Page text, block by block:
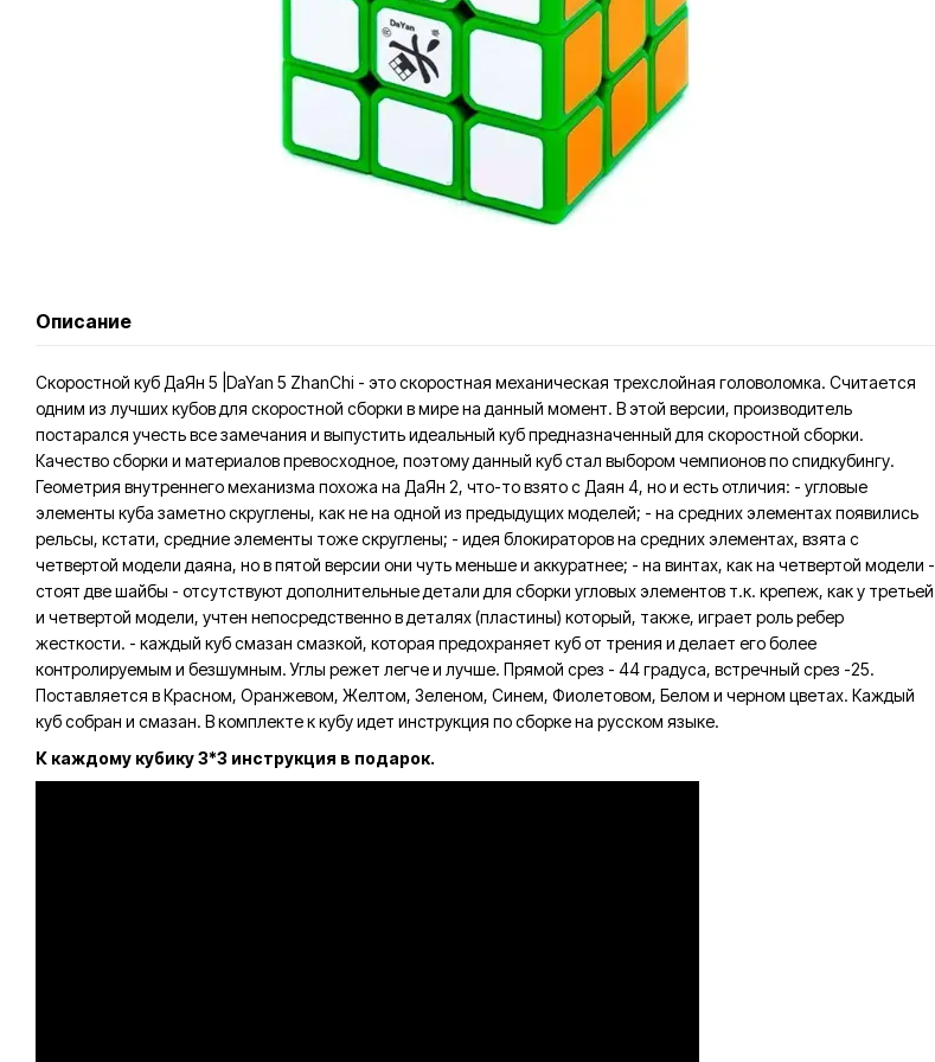
Описание
Скоростной куб ДаЯн 5 |DaYan 5 ZhanChi - это скоростная механическая трехслойная головоломка. Считается
одним из лучших кубов для скоростной сборки в мире на данный момент. В этой версии, производитель
постарался учесть все замечания и выпустить идеальный куб предназначенный для скоростной сборки.
Качество сборки и материалов превосходное, поэтому данный куб стал выбором чемпионов по спидкубингу.
Геометрия внутреннего механизма похожа на ДаЯн 2, что-то взято с Даян 4, но и есть отличия: - угловые
элементы куба заметно скруглены, как не на одной из предыдущих моделей; - на средних элементах появились
рельсы, кстати, средние элементы тоже скруглены; - идея блокираторов на средних элементах, взята с
четвертой модели даяна, но в пятой версии они чуть меньше и аккуратнее; - на винтах, как на четвертой модели -
стоят две шайбы - отсутствуют дополнительные детали для сборки угловых элементов т.к. крепеж, как у третьей
и четвертой модели, учтен непосредственно в деталях (пластины) который, также, играет роль ребер
жесткости. - каждый куб смазан смазкой, которая предохраняет куб от трения и делает его более
контролируемым и безшумным. Углы режет легче и лучше. Прямой срез - 44 градуса, встречный срез -25.
Поставляется в Красном, Оранжевом, Желтом, Зеленом, Синем, Фиолетовом, Белом и черном цветах. Каждый
куб собран и смазан. В комплекте к кубу идет инструкция по сборке на русском языке.
К каждому кубику 3*3 инструкция в подарок.